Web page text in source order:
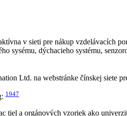
v sieti pre nákup vzdelávacích
sysému, dýchacieho systému,
Ltd. na webstránke čínskej siete
1947
tiel a orgánových vzoriek ako